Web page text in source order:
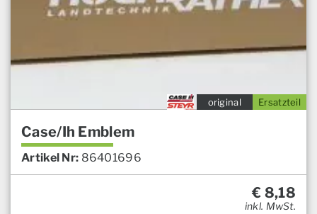
Ersatzteil
original
Case/Ih Emblem
Artikel Nr: 86401696
€ 8,18
inkl. MwSt.